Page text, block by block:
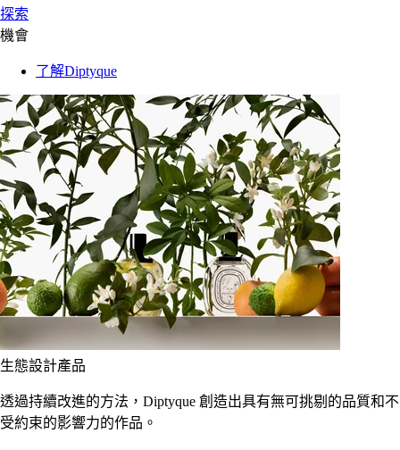
探索
機會
了解Diptyque
生態設計產品
透過持續改進的方法，Diptyque 創造出具有無可挑剔的品質和不
受約束的影響力的作品。